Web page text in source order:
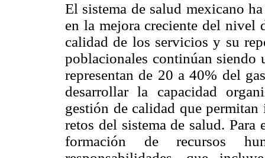
El sistema de salud mexicano
en la mejora creciente del nivel
calidad de los servicios y su
poblacionales continúan
representan de 20 a 40% del
desarrollar la capacidad
gestión de calidad que
retos del sistema de salud.
formación de recursos